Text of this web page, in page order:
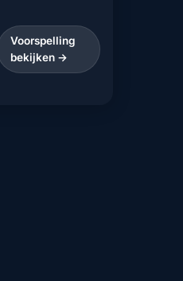
Voorspelling
bekijken →